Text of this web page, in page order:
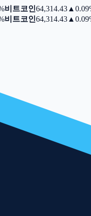
트코인64,314.43▲0.09%
트코인64,314.43▲0.09%